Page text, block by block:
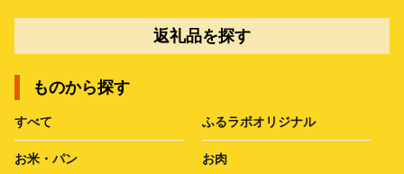
返礼品を探す
ものから探す
すべて ふるラボオリジナル
お米・パン お肉